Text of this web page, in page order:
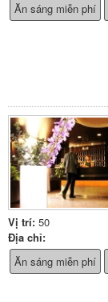
Ăn sáng miễn phí
Vị trí: 50
Địa chỉ:
Ăn sáng miễn phí